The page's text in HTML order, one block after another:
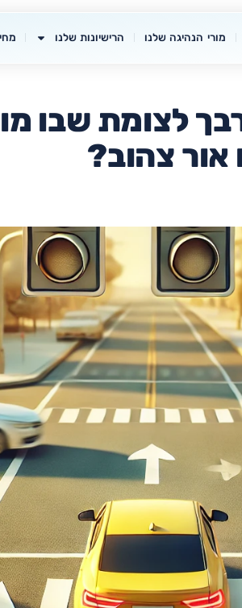
מורי הנהיגה שלנו הרישיונות שלנו
לצומת שבו
צהוב?